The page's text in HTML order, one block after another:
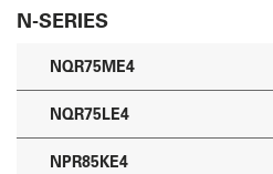
N-SERIES
NQR75ME4
NQR75LE4
NPR85KE4